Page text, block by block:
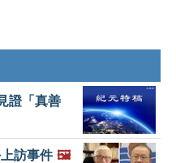
證「真善
訪事件 🖼️